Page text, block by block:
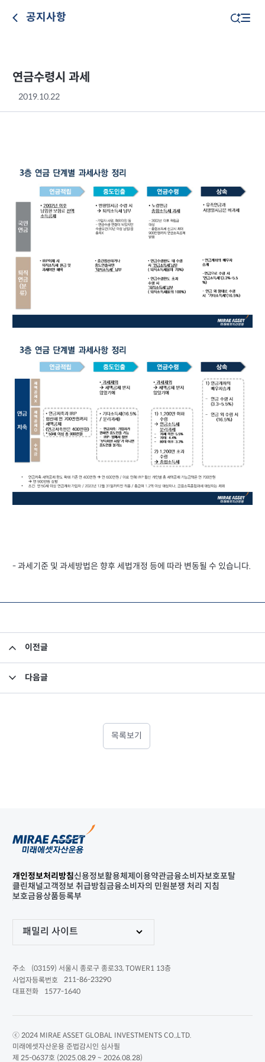
공지사항
연금수령시 과세
2019.10.22
- 과세기준 및 과세방법은 향후 세법개정 등에 따라 변동될 수 있습니다.
이전글
다음글
목록보기
개인정보처리방침신용정보활용체제 이용약관금융소비자보호포탈
클린채널고객정보 취급방침금융소비자의 민원분쟁 처리 지침
보호금융상품등록부
패밀리 사이트
주소
(03159) 서울시 종로구 종로33, TOWER1 13층
사업자등록번호
211-86-23290
대표전화
1577-1640
ⓒ 2024 MIRAE ASSET GLOBAL INVESTMENTS CO.,LTD.
미래에셋자산운용 준법감시인 심사필
제 25-0637호 (2025.08.29 ~ 2026.08.28)